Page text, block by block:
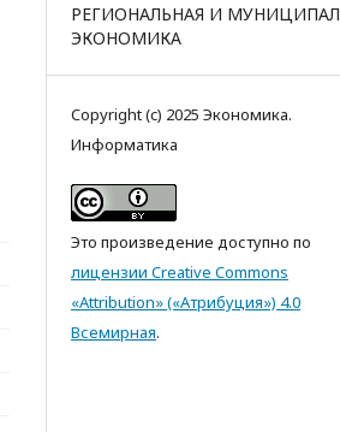
РЕГИОНАЛЬНАЯ И
ЭКОНОМИКА
Copyright (c) 2025 Экономика.
Информатика
Это произведение доступно по
лицензии Creative Commons
«Attribution» («Атрибуция») 4.0
Всемирная.